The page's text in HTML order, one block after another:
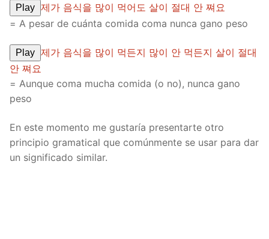
Play 제가 음식을 많이 먹어도 살이 절대 안 쪄요
= A pesar de cuánta comida coma nunca gano peso
Play 제가 음식을 많이 먹든지 많이 안 먹든지 살이 절대
안 쪄요
= Aunque coma mucha comida (o no), nunca gano
peso
En este momento me gustaría presentarte otro
principio gramatical que comúnmente se usar para dar
un significado similar.